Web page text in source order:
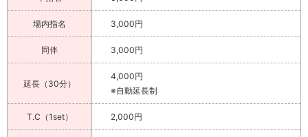
場内指名 3,000円
同伴 3,000円
延長（30分）
4,000円
※自動延長制
T.C（1set） 2,000円